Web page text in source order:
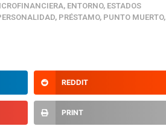
, ENTORNO, ESTADOS
, PRÉSTAMO, PUNTO MUERTO,
REDDIT
PRINT